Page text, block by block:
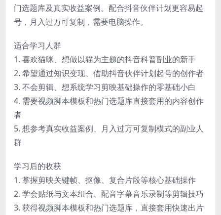
门选题库及真实收益案例。配合抖音伙伴计划更容易起
号，月入过万可复制，需要电脑操作。
适合学习人群
1. 喜欢猫咪、想做以猫为主题的抖音科普副业的新手
2. 希望通过知识变现、借助抖音伙伴计划起号的创作者
3. 不会剪辑、想系统学习剪映基础操作的零基础小白
4. 需要视频脚本模板和热门选题库直接套用的内容创作
者
5. 想参考真实收益案例、月入过万可复制模式的副业人
群
学习后的收获
1. 掌握剪映关键帧、抠像、复合片段等核心基础操作
2. 学会贴纸与文本组合、配音字幕音乐录制等剪辑技巧
3. 获得视频脚本模板和热门选题库，直接套用快速出片